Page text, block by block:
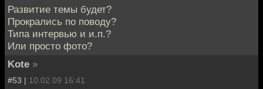
Развитие темы будет?
Прокрались по поводу?
Типа интервью и и.п.?
Или просто фото?
Kote »
#53 | 10.02.09 16:41